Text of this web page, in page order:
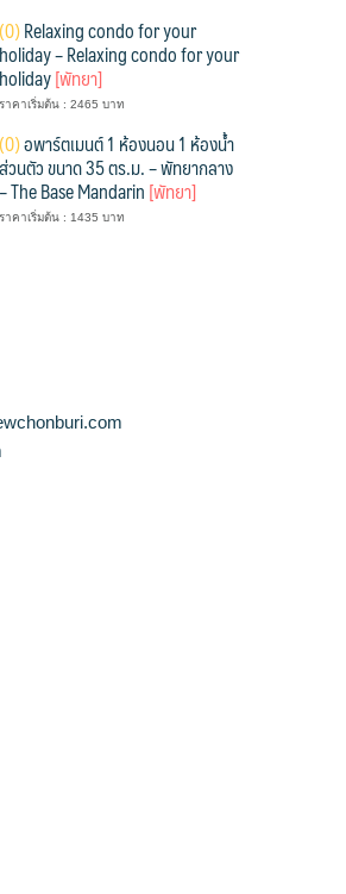
(0)Relaxing condo for your
holiday – Relaxing condo for your
holiday[พัทยา]
ราคาเริ่มต้น : 2465 บาท
(0)อพาร์ตเมนต์ 1 ห้องนอน 1 ห้องน้ำ
ส่วนตัว ขนาด 35 ตร.ม. – พัทยากลาง
– The Base Mandarin[พัทยา]
ราคาเริ่มต้น : 1435 บาท